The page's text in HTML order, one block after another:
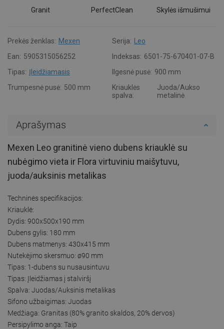
Granit PerfectClean Skylės išmušimui
Prekės ženklas: Mexen Serija:
Leo
Ean: 5905315056252 Indeksas: 6501-75-670401-07-B
Tipas: Įleidžiamasis Ilgesnė pusė: 900 mm
Trumpesnė pusė: 500 mm
Kriauklės
spalva:
Juoda/Aukso
metalinė
Aprašymas
Mexen Leo granitinė vieno dubens kriauklė su
nubėgimo vieta ir Flora virtuviniu maišytuvu,
juoda/auksinis metalikas
Techninės specifikacijos:
Kriauklė:
Dydis: 900x500x190 mm
Dubens gylis: 180 mm
Dubens matmenys: 430x415 mm
Nutekėjimo skersmuo: ø90 mm
Tipas: 1-dubens su nusausintuvu
Tipas: Įleidžiamas į stalviršį
Spalva: Juodas/Auksinis metalikas
Sifono užbaigimas: Juodas
Medžiaga: Granitas (80% granito skaldos, 20% dervos)
Persipylimo anga: Taip